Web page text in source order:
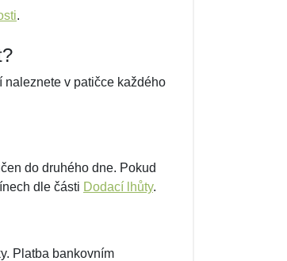
.
naleznete v patičce každého
do druhého dne. Pokud
dle části Dodací lhůty.
Platba bankovním